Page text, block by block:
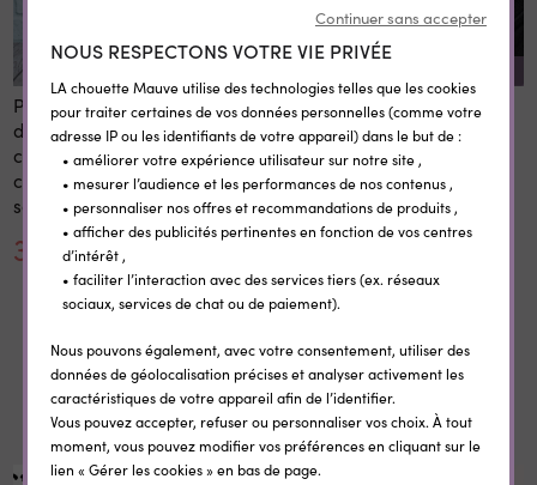
Panneau 1er et dernier jour
d'école personnalisé 20x28
cm en bois réutilisable avec
craie prénom rentrée
scolaire
30,00 €
Etiquettes vêtement
personnalisées
thermocollantes Little Wild
0,35 €
Dans la même catégorie
Continuer sans accepter
NOUS RESPECTONS VOTRE VIE PRIVÉE
LA chouette Mauve utilise des technologies telles que les cookies
pour traiter certaines de vos données personnelles (comme votre
adresse IP ou les identifiants de votre appareil) dans le but de :
• améliorer votre expérience utilisateur sur notre site ,
• mesurer l’audience et les performances de nos contenus ,
• personnaliser nos offres et recommandations de produits ,
• afficher des publicités pertinentes en fonction de vos centres
d’intérêt ,
• faciliter l’interaction avec des services tiers (ex. réseaux
sociaux, services de chat ou de paiement).
Nous pouvons également, avec votre consentement, utiliser des
données de géolocalisation précises et analyser activement les
caractéristiques de votre appareil afin de l’identifier.
Vous pouvez accepter, refuser ou personnaliser vos choix. À tout
moment, vous pouvez modifier vos préférences en cliquant sur le
lien « Gérer les cookies » en bas de page.